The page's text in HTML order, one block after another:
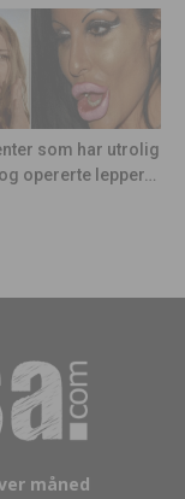
som har utrolig
opererte lepper…
måned